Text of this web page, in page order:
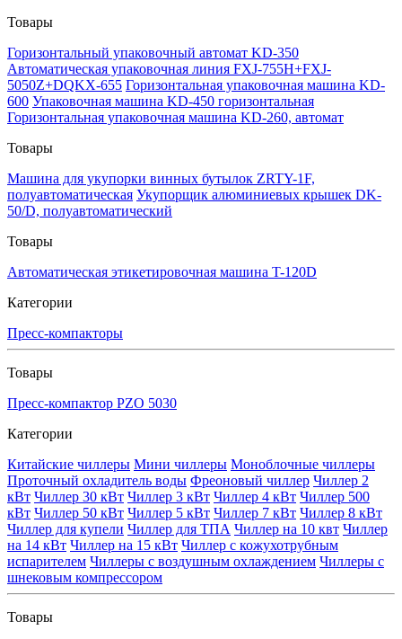
Товары
Горизонтальный упаковочный автомат KD-350
Автоматическая упаковочная линия FXJ-755H+FXJ-
5050Z+DQKX-655 Горизонтальная упаковочная машина KD-
600 Упаковочная машина KD-450 горизонтальная
Горизонтальная упаковочная машина KD-260, автомат
Товары
Машина для укупорки винных бутылок ZRTY-1F,
полуавтоматическая Укупорщик алюминиевых крышек DK-
50/D, полуавтоматический
Товары
Автоматическая этикетировочная машина T-120D
Категории
Пресс-компакторы
Товары
Пресс-компактор PZO 5030
Категории
Китайские чиллеры Мини чиллеры Моноблочные чиллеры
Проточный охладитель воды Фреоновый чиллер Чиллер 2
кВт Чиллер 30 кВт Чиллер 3 кВт Чиллер 4 кВт Чиллер 500
кВт Чиллер 50 кВт Чиллер 5 кВт Чиллер 7 кВт Чиллер 8 кВт
Чиллер для купели Чиллер для ТПА Чиллер на 10 квт Чиллер
на 14 кВт Чиллер на 15 кВт Чиллер с кожухотрубным
испарителем Чиллеры с воздушным охлаждением Чиллеры с
шнековым компрессором
Товары